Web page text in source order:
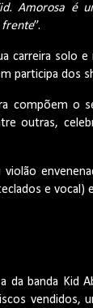
Amorosa é
frente”.
carreira solo e
participa dos
compõem o
outras,
e vocal)
da banda Kid
vendidos,